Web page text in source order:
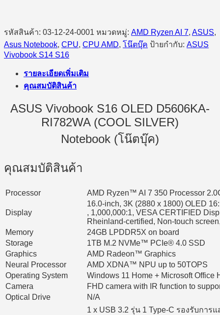
รหัสสินค้า: 03-12-24-0001 หมวดหมู่: AMD Ryzen AI 7, ASUS,
Asus Notebook, CPU, CPU AMD, โน๊ตบุ๊ค ป้ายกำกับ: ASUS
Vivobook S14 S16
รายละเอียดเพิ่มเติม
คุณสมบัติสินค้า
ASUS Vivobook S16 OLED D5606KA-
RI782WA (COOL SILVER)
Notebook (โน๊ตบุ๊ค)
คุณสมบัติสินค้า
Processor AMD Ryzen™ AI 7 350 Processor
Display
16.0-inch, 3K (2880 x 1800) OLED
, 1,000,000:1, VESA CERTIFIED
Rheinland-certified, Non-touch
Memory
24GB LPDDR5X on board
Storage
1TB M.2 NVMe™ PCIe® 4.0 SSD
Graphics
AMD Radeon™ Graphics
Neural Processor
AMD XDNA™ NPU up to 50TOPS
Operating System
Windows 11 Home + Microsoft Office
Camera
FHD camera with IR function to
Optical Drive
N/A
1 x USB 3.2 รุ่น 1 Type-C รองรับการ